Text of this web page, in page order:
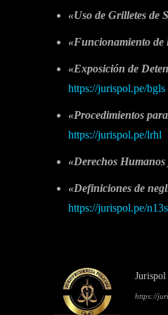
«Uso de Grilletes de
«Funcionamiento de
«Exposición de
https://jurispol.pe/bgls
«Procedimientos
https://jurispol.pe/lrhl
«Derechos
«Definiciones de
https://jurispol.pe/n13s
Jurispol
https://